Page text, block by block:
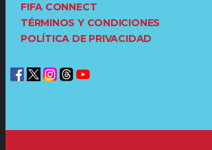
FIFA CONNECT
TÉRMINOS Y CONDICIONES
POLÍTICA DE PRIVACIDAD